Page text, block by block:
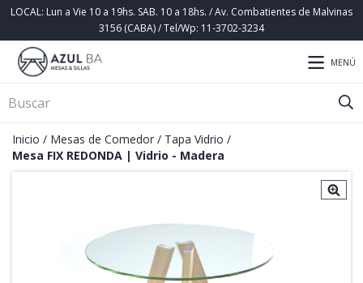
LOCAL: Lun a Vie 10 a 19hs. SAB. 10 a 18hs. / Av. Combatientes de Malvinas
3156 (CABA) / Tel/Wp: 11-3702-3234
MENÚ
Inicio / Mesas de Comedor / Tapa Vidrio /
Mesa FIX REDONDA | Vidrio - Madera